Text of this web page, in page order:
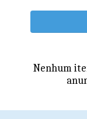
Nenhum